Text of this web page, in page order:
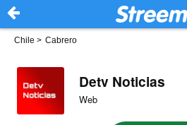
Chile > Cabrero
Detv Noticias
Web